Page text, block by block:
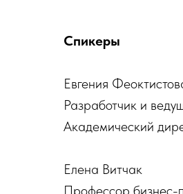
Спикеры
Евгения
Разработчик и
Академический
Елена Витчак
Профессор бизнес-